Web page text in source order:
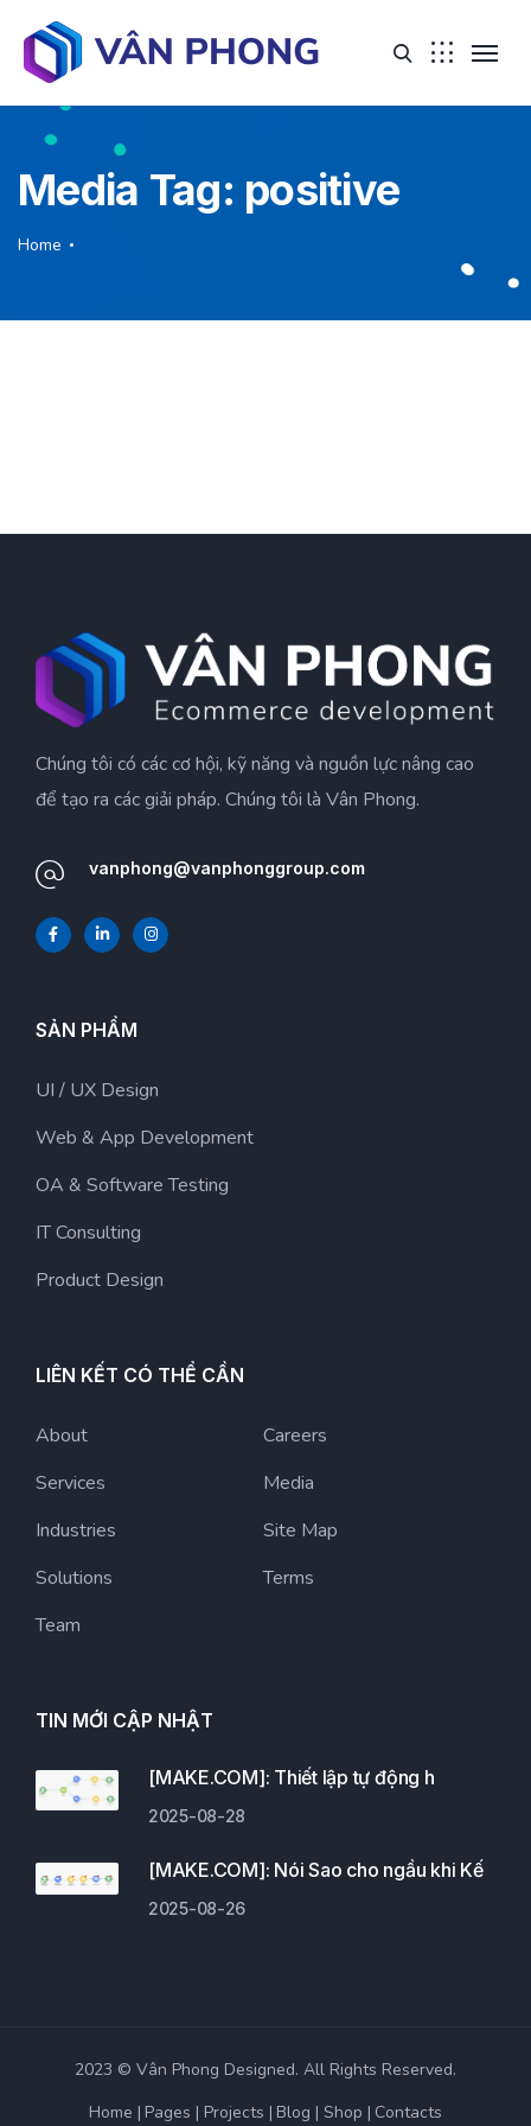
Media Tag: positive
Home
Chúng tôi có các cơ hội, kỹ năng và nguồn lực nâng cao
để tạo ra các giải pháp. Chúng tôi là Vân Phong.
vanphong@vanphonggroup.com
SẢN PHẨM
UI / UX Design
Web & App Development
OA & Software Testing
IT Consulting
Product Design
LIÊN KẾT CÓ THỂ CẦN
About
Services
Industries
Solutions
Team
Careers
Media
Site Map
Terms
TIN MỚI CẬP NHẬT
[MAKE.COM]: Thiết lập tự động h
2025-08-28
[MAKE.COM]: Nói Sao cho ngầu khi Kế
2025-08-26
2023 © Vân Phong Designed. All Rights Reserved.
Home
Pages Projects Blog Shop Contacts